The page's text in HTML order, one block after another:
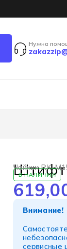
Нужна
Чайник RK-
Штифт
В НАЛИЧИИ
Внимание!
сервисные